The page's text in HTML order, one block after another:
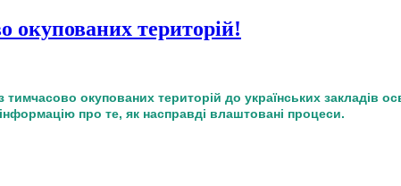
окупованих територій!
тимчасово окупованих територій до українських закладів
про те, як насправді влаштовані процеси.